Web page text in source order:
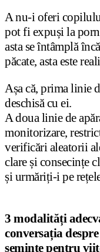
A nu-i oferi
pot fi expuși la
asta se întâmplă
păcate, asta este
Așa că, prima linie
deschisă cu ei.
A doua linie de
monitorizare,
verificări aleatorii
clare și consecințe
și urmăriți-i pe
3 modalități
conversația
semințe pentru